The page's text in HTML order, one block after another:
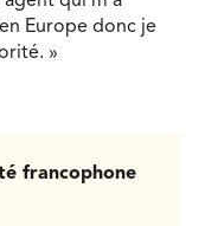
Europe donc je
»
francophone